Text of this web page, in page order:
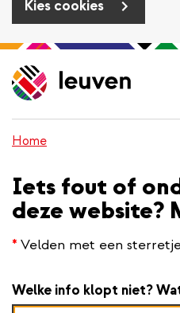
Kies cookies
Overslaan
en
naar
gaan
Home
Iets fout of
deze website?
* Velden met een
Welke info klopt niet?